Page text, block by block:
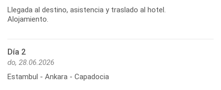
Llegada al destino, asistencia y traslado al hotel.
Alojamiento.
Día 2
do, 28.06.2026
Estambul - Ankara - Capadocia